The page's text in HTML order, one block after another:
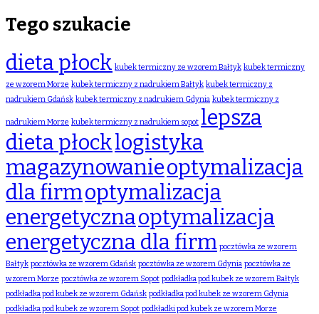
Tego szukacie
dieta płock kubek termiczny ze wzorem Bałtyk kubek termiczny
ze wzorem Morze kubek termiczny z nadrukiem Bałtyk kubek termiczny z
nadrukiem Gdańsk kubek termiczny z nadrukiem Gdynia kubek termiczny z
nadrukiem Morze kubek termiczny z nadrukiem sopot lepsza
dieta płocklogistyka
magazynowanieoptymalizacja
dla firmoptymalizacja
energetycznaoptymalizacja
energetyczna dla firm pocztówka ze wzorem
Bałtyk pocztówka ze wzorem Gdańsk pocztówka ze wzorem Gdynia pocztówka ze
wzorem Morze pocztówka ze wzorem Sopot podkładka pod kubek ze wzorem Bałtyk
podkładka pod kubek ze wzorem Gdańsk podkładka pod kubek ze wzorem Gdynia
podkładka pod kubek ze wzorem Sopot podkładki pod kubek ze wzorem Morze